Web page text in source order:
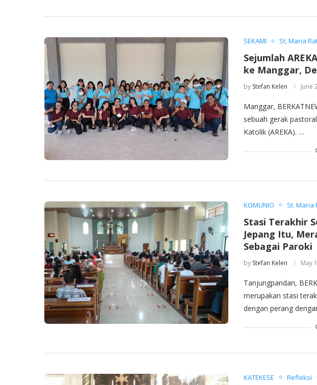
SEKAMI St. Maria
Sejumlah
ke Manggar,
by Stefan Kelen June
Manggar,
sebuah gerak
Katolik (AREKA). …
KOMUNIO St. Maria
Stasi Terakhir
Jepang Itu,
Sebagai Paroki
by Stefan Kelen May
Tanjungpandan,
merupakan stasi
dengan perang
KATEKESE Refleksi